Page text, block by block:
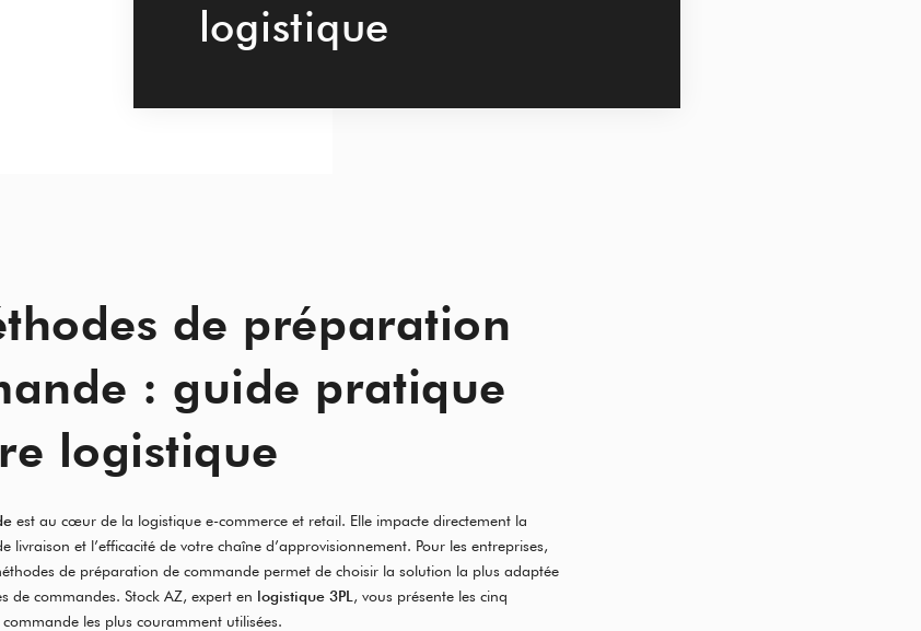
logistique
de préparation
: guide pratique
logistique
est au cœur de la logistique e-commerce et retail. Elle impacte directement la
livraison et l’efficacité de votre chaîne d’approvisionnement. Pour les entreprises,
de préparation de commande permet de choisir la solution la plus adaptée
de commandes. Stock AZ, expert en logistique 3PL , vous présente les cinq
les plus couramment utilisées.